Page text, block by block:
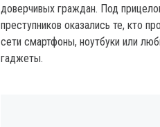
доверчивых граждан. Под
преступников оказались те, кто
сети смартфоны, ноутбуки или
гаджеты.